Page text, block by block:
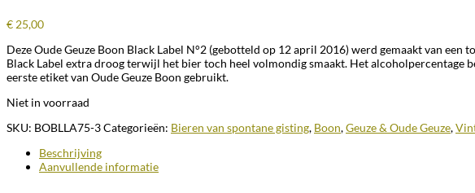
€ 25,00
Deze Oude Geuze Boon Black Label N°2 (gebotteld op 12 april 2016) werd gemaakt van
Black Label extra droog terwijl het bier toch heel volmondig smaakt. Het alcoholpercentage
eerste etiket van Oude Geuze Boon gebruikt.
Niet in voorraad
SKU: BOBLLA75-3Categorieën: Bieren van spontane gisting, Boon,Geuze & Oude Geuze,
Beschrijving
Aanvullende informatie